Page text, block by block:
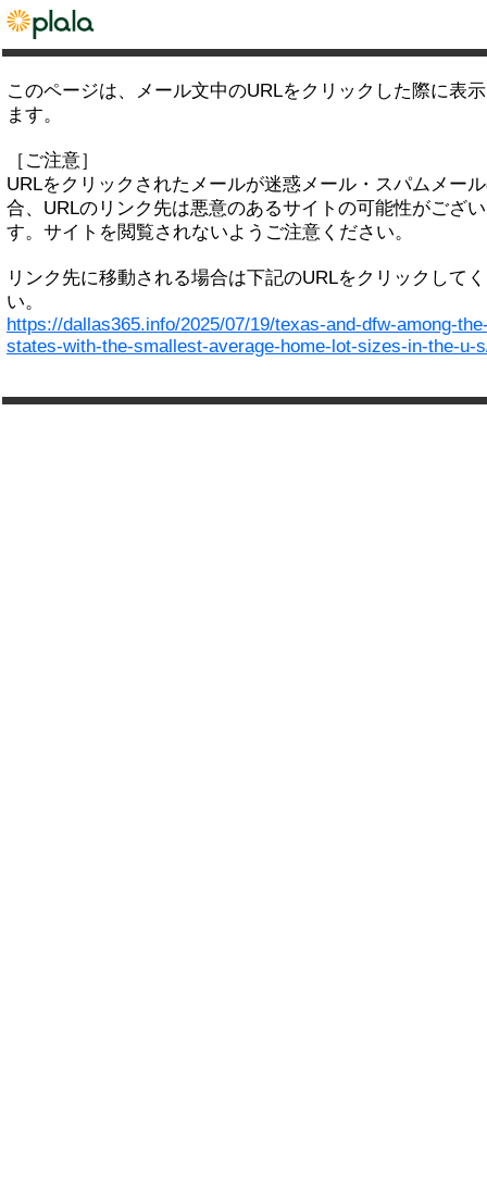
このページは、メール文中のURLをクリックした際に表
ます。
［ご注意］
URLをクリックされたメールが迷惑メール・スパムメー
合、URLのリンク先は悪意のあるサイトの可能性がござ
す。サイトを閲覧されないようご注意ください。
リンク先に移動される場合は下記のURLをクリックして
い。
https://dallas365.info/2025/07/19/texas-and-dfw-among-
states-with-the-smallest-average-home-lot-sizes-in-the-u-